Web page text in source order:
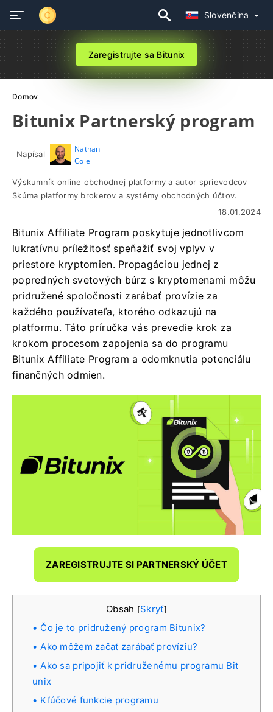
Slovenčina
Zaregistrujte sa Bitunix
Domov
Bitunix Partnerský program
Napísal
Nathan
Cole
Výskumník online obchodnej platformy a autor sprievodcov
Skúma platformy brokerov a systémy obchodných účtov.
18.01.2024
Bitunix Affiliate Program poskytuje jednotlivcom
lukratívnu príležitosť speňažiť svoj vplyv v
priestore kryptomien. Propagáciou jednej z
popredných svetových búrz s kryptomenami môžu
pridružené spoločnosti zarábať provízie za
každého používateľa, ktorého odkazujú na
platformu. Táto príručka vás prevedie krok za
krokom procesom zapojenia sa do programu
Bitunix Affiliate Program a odomknutia potenciálu
finančných odmien.
ZAREGISTRUJTE SI PARTNERSKÝ ÚČET
Obsah [Skryť]
Čo je to pridružený program Bitunix?
Ako môžem začať zarábať províziu?
Ako sa pripojiť k pridruženému programu Bit
unix
Kľúčové funkcie programu